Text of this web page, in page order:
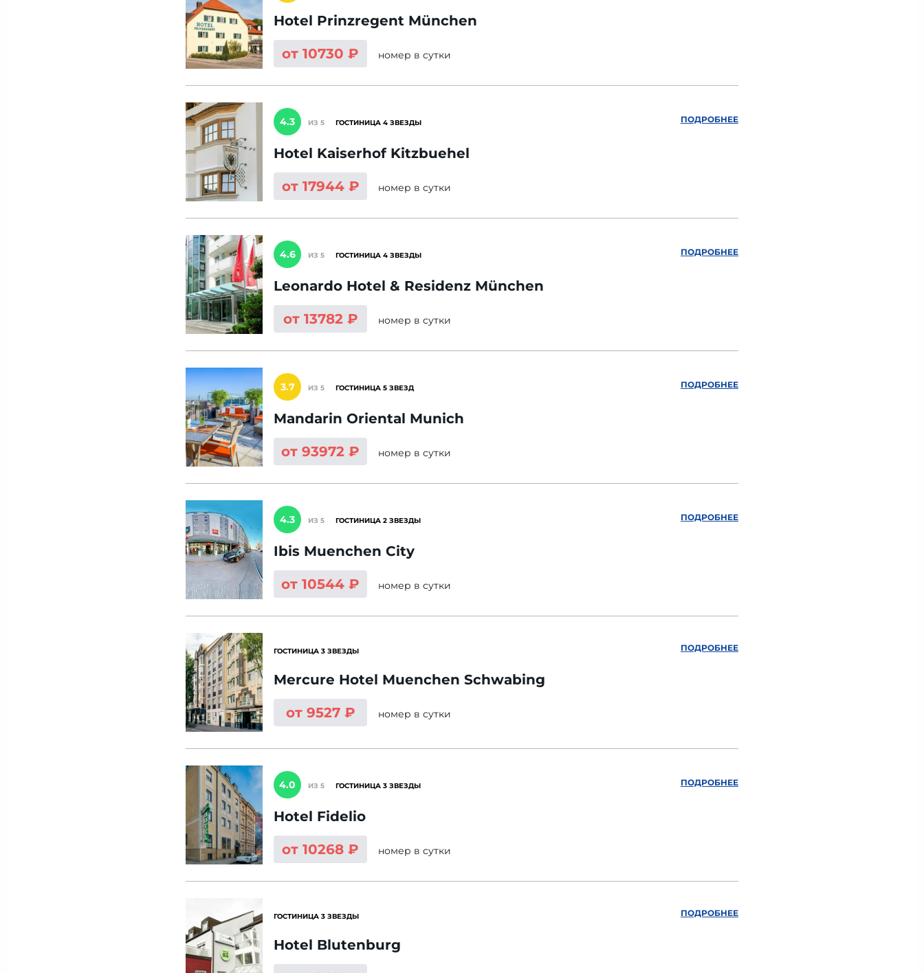
Hotel Prinzregent München
от 10730 ₽
номер в сутки
4.3 ИЗ 5 ГОСТИНИЦА 4 ЗВЕЗДЫ
Hotel Kaiserhof Kitzbuehel
от 17944 ₽
номер в сутки
ПОДРОБНЕЕ
4.6 ИЗ 5 ГОСТИНИЦА 4 ЗВЕЗДЫ
Leonardo Hotel & Residenz München
от 13782 ₽
номер в сутки
ПОДРОБНЕЕ
3.7 ИЗ 5 ГОСТИНИЦА 5 ЗВЕЗД
Mandarin Oriental Munich
от 93972 ₽
номер в сутки
ПОДРОБНЕЕ
4.3 ИЗ 5 ГОСТИНИЦА 2 ЗВЕЗДЫ
Ibis Muenchen City
от 10544 ₽
номер в сутки
ПОДРОБНЕЕ
ГОСТИНИЦА 3 ЗВЕЗДЫ
Mercure Hotel Muenchen Schwabing
от 9527 ₽
номер в сутки
ПОДРОБНЕЕ
4.0 ИЗ 5 ГОСТИНИЦА 3 ЗВЕЗДЫ
Hotel Fidelio
от 10268 ₽
номер в сутки
ПОДРОБНЕЕ
ГОСТИНИЦА 3 ЗВЕЗДЫ
Hotel Blutenburg
ПОДРОБНЕЕ